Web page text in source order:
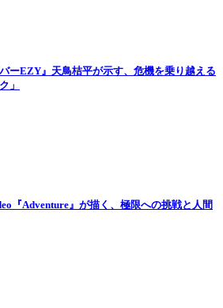
ーEZY』天鳥桔平が示す、危機を乗り越える
」
『Adventure』が描く、極限への挑戦と人間